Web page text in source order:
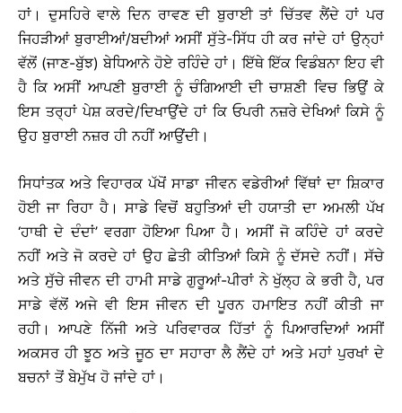
ਹਾਂ। ਦੁਸਹਿਰੇ ਵਾਲੇ ਦਿਨ ਰਾਵਣ ਦੀ ਬੁਰਾਈ ਤਾਂ ਚਿੱਤਵ ਲੈਂਦੇ ਹਾਂ ਪਰ
ਜਿਹੜੀਆਂ ਬੁਰਾਈਆਂ/ਬਦੀਆਂ ਅਸੀਂ ਸੁੱਤੇ-ਸਿੱਧ ਹੀ ਕਰ ਜਾਂਦੇ ਹਾਂ ਉਨ੍ਹਾਂ
ਵੱਲੋਂ (ਜਾਣ-ਬੁੱਝ) ਬੇਧਿਆਨੇ ਹੋਏ ਰਹਿੰਦੇ ਹਾਂ। ਇੱਥੇ ਇੱਕ ਵਿਡੰਬਨਾ ਇਹ ਵੀ
ਹੈ ਕਿ ਅਸੀਂ ਆਪਣੀ ਬੁਰਾਈ ਨੂੰ ਚੰਗਿਆਈ ਦੀ ਚਾਸ਼ਣੀ ਵਿਚ ਭਿਉਂ ਕੇ
ਇਸ ਤਰ੍ਹਾਂ ਪੇਸ਼ ਕਰਦੇ/ਦਿਖਾਉਂਦੇ ਹਾਂ ਕਿ ਓਪਰੀ ਨਜ਼ਰੇ ਦੇਖਿਆਂ ਕਿਸੇ ਨੂੰ
ਉਹ ਬੁਰਾਈ ਨਜ਼ਰ ਹੀ ਨਹੀਂ ਆਉਂਦੀ।
ਸਿਧਾਂਤਕ ਅਤੇ ਵਿਹਾਰਕ ਪੱਖੋਂ ਸਾਡਾ ਜੀਵਨ ਵਡੇਰੀਆਂ ਵਿੱਥਾਂ ਦਾ ਸ਼ਿਕਾਰ
ਹੋਈ ਜਾ ਰਿਹਾ ਹੈ। ਸਾਡੇ ਵਿਚੋਂ ਬਹੁਤਿਆਂ ਦੀ ਹਯਾਤੀ ਦਾ ਅਮਲੀ ਪੱਖ
‘ਹਾਥੀ ਦੇ ਦੰਦਾਂ’ ਵਰਗਾ ਹੋਇਆ ਪਿਆ ਹੈ। ਅਸੀਂ ਜੋ ਕਹਿੰਦੇ ਹਾਂ ਕਰਦੇ
ਨਹੀਂ ਅਤੇ ਜੋ ਕਰਦੇ ਹਾਂ ਉਹ ਛੇਤੀ ਕੀਤਿਆਂ ਕਿਸੇ ਨੂੰ ਦੱਸਦੇ ਨਹੀਂ। ਸੱਚੇ
ਅਤੇ ਸੁੱਚੇ ਜੀਵਨ ਦੀ ਹਾਮੀ ਸਾਡੇ ਗੁਰੂਆਂ-ਪੀਰਾਂ ਨੇ ਖੁੱਲ੍ਹ ਕੇ ਭਰੀ ਹੈ, ਪਰ
ਸਾਡੇ ਵੱਲੋਂ ਅਜੇ ਵੀ ਇਸ ਜੀਵਨ ਦੀ ਪੂਰਨ ਹਮਾਇਤ ਨਹੀਂ ਕੀਤੀ ਜਾ
ਰਹੀ। ਆਪਣੇ ਨਿੱਜੀ ਅਤੇ ਪਰਿਵਾਰਕ ਹਿੱਤਾਂ ਨੂੰ ਪਿਆਰਦਿਆਂ ਅਸੀਂ
ਅਕਸਰ ਹੀ ਝੂਠ ਅਤੇ ਜੂਠ ਦਾ ਸਹਾਰਾ ਲੈ ਲੈਂਦੇ ਹਾਂ ਅਤੇ ਮਹਾਂ ਪੁਰਖਾਂ ਦੇ
ਬਚਨਾਂ ਤੋਂ ਬੇਮੁੱਖ ਹੋ ਜਾਂਦੇ ਹਾਂ।